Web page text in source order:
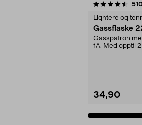
510
Lightere og
Gassflaske
Gasspatron
1A. Med opptil
34,90
4.5